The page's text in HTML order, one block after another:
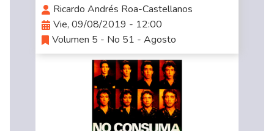
Ricardo Andrés Roa-Castellanos
Vie, 09/08/2019 - 12:00
Volumen 5 - No 51 - Agosto